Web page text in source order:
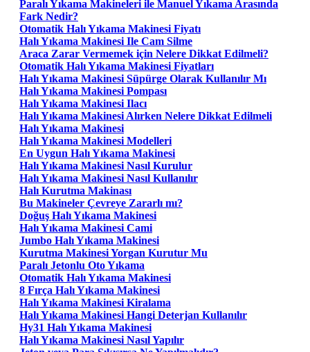
Paralı Yıkama Makineleri ile Manuel Yıkama Arasında
Fark Nedir?
Otomatik Halı Yıkama Makinesi Fiyatı
Halı Yıkama Makinesi Ile Cam Silme
Araca Zarar Vermemek için Nelere Dikkat Edilmeli?
Otomatik Halı Yıkama Makinesi Fiyatları
Halı Yıkama Makinesi Süpürge Olarak Kullanılır Mı
Halı Yıkama Makinesi Pompası
Halı Yıkama Makinesi Ilacı
Halı Yıkama Makinesi Alırken Nelere Dikkat Edilmeli
Halı Yıkama Makinesi
Halı Yıkama Makinesi Modelleri
En Uygun Halı Yıkama Makinesi
Halı Yıkama Makinesi Nasıl Kurulur
Halı Yıkama Makinesi Nasıl Kullanılır
Halı Kurutma Makinası
Bu Makineler Çevreye Zararlı mı?
Doğuş Halı Yıkama Makinesi
Halı Yıkama Makinesi Cami
Jumbo Halı Yıkama Makinesi
Kurutma Makinesi Yorgan Kurutur Mu
Paralı Jetonlu Oto Yıkama
Otomatik Halı Yıkama Makinesi
8 Fırça Halı Yıkama Makinesi
Halı Yıkama Makinesi Kiralama
Halı Yıkama Makinesi Hangi Deterjan Kullanılır
Hy31 Halı Yıkama Makinesi
Halı Yıkama Makinesi Nasıl Yapılır